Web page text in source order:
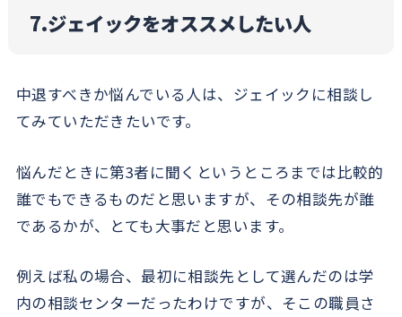
7.ジェイックをオススメしたい人
中退すべきか悩んでいる人は、ジェイックに相談し
てみていただきたいです。
悩んだときに第3者に聞くというところまでは比較的
誰でもできるものだと思いますが、その相談先が誰
であるかが、とても大事だと思います。
例えば私の場合、最初に相談先として選んだのは学
内の相談センターだったわけですが、そこの職員さ